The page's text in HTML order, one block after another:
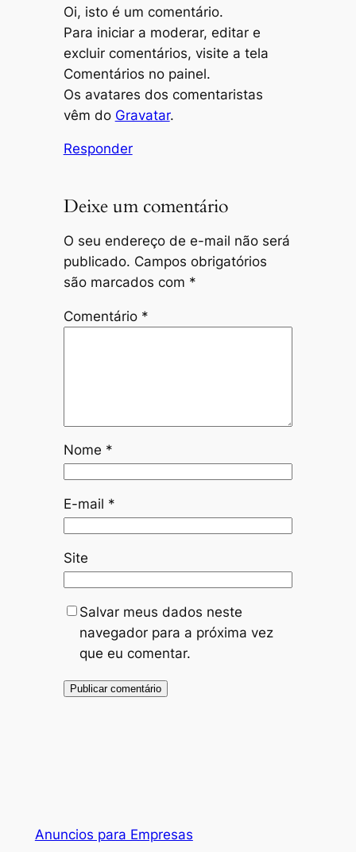
Oi, isto é um comentário.
Para iniciar a moderar, editar e
excluir comentários, visite a tela
Comentários no painel.
Os avatares dos comentaristas
vêm do Gravatar.
Responder
Deixe um comentário
O seu endereço de e-mail não será
publicado. Campos obrigatórios
são marcados com *
Comentário *
Nome *
E-mail *
Site
Salvar meus dados neste
navegador para a próxima vez
que eu comentar.
Anuncios para Empresas